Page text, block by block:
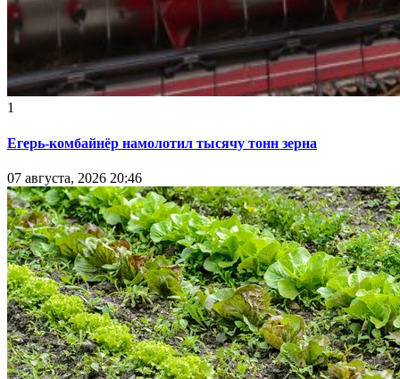
1
Егерь-комбайнёр намолотил тысячу тонн зерна
07 августа, 2026 20:46